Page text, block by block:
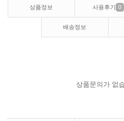
상품정보 사용후기 0
배송정보
상품문의가 없